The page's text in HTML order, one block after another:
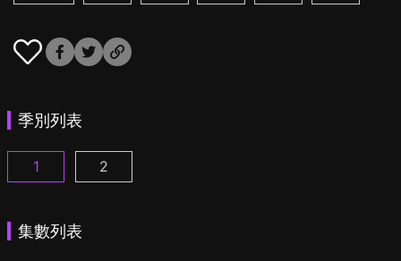
季別列表
你交友了沒 第1季第1集
1 你交友了沒 第2季第1集
2
集數列表